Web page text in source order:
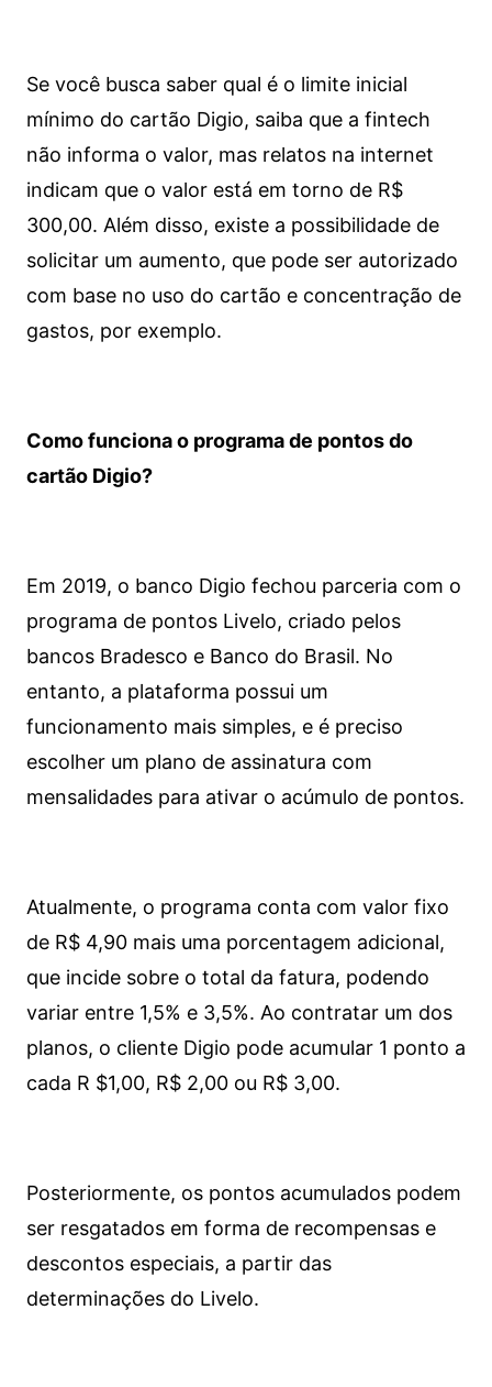
Se você busca saber qual é o limite inicial
mínimo do cartão Digio, saiba que a fintech
não informa o valor, mas relatos na internet
indicam que o valor está em torno de R$
300,00. Além disso, existe a possibilidade de
solicitar um aumento, que pode ser autorizado
com base no uso do cartão e concentração de
gastos, por exemplo.
Como funciona o programa de pontos do
cartão Digio?
Em 2019, o banco Digio fechou parceria com o
programa de pontos Livelo, criado pelos
bancos Bradesco e Banco do Brasil. No
entanto, a plataforma possui um
funcionamento mais simples, e é preciso
escolher um plano de assinatura com
mensalidades para ativar o acúmulo de pontos.
Atualmente, o programa conta com valor fixo
de R$ 4,90 mais uma porcentagem adicional,
que incide sobre o total da fatura, podendo
variar entre 1,5% e 3,5%. Ao contratar um dos
planos, o cliente Digio pode acumular 1 ponto a
cada R $1,00, R$ 2,00 ou R$ 3,00.
Posteriormente, os pontos acumulados podem
ser resgatados em forma de recompensas e
descontos especiais, a partir das
determinações do Livelo.